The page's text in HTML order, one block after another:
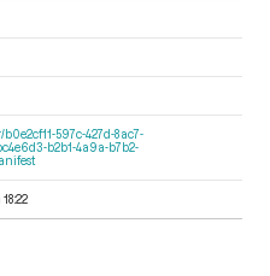
b0e2cf11-597c-427d-8ac7-
b2b1-4a9a-b7b2-